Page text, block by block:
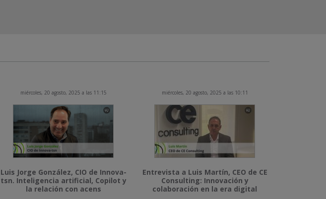
miércoles, 20 agosto, 2025 a las 11:15
Luis Jorge González, CIO de Innova-
tsn. Inteligencia artificial, Copilot y
la relación con acens
miércoles, 20 agosto, 2025 a las 10:11
Entrevista a Luis Martín, CEO de CE
Consulting: Innovación y
colaboración en la era digital